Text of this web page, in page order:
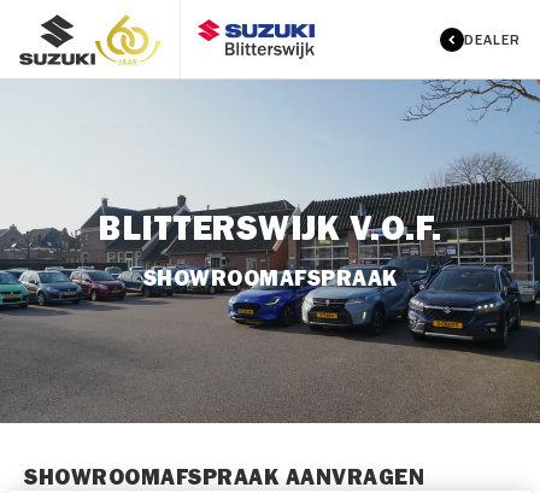
DEALER
BLITTERSWIJK V.O.F.
SHOWROOMAFSPRAAK
SHOWROOMAFSPRAAK AANVRAGEN